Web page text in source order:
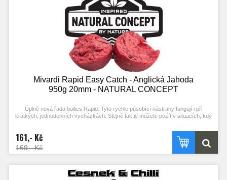
Mivardi Rapid Easy Catch - Anglická Jahoda
950g 20mm - NATURAL CONCEPT
Úplně nová řada boilies Rapid. Tyto rychle působící nástrahy fungují i při
krátkých, jednodenních vycházkách. Stejně tak je můžete požít v situacích, kdy
podporuje práci ve studené vodě. Kvalitní esence a výrazné barvy zajišťují
vysokou atraktivitu i bez použití boosterů. Optimální konzistence a použití R-
FACTORu umožňují snadné nastražení (propíchnutí) a zároveň velkou výdrž.
161,- Kč
169,- Kč